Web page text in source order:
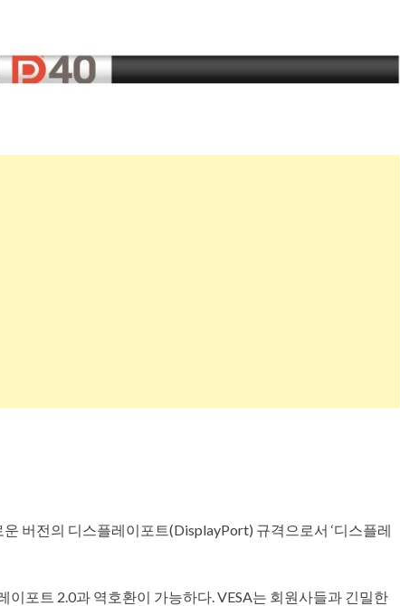
버전의 디스플레이포트(DisplayPort) 규격으로서 ‘디스플레
포트 2.0과 역호환이 가능하다. VESA는 회원사들과 긴밀한